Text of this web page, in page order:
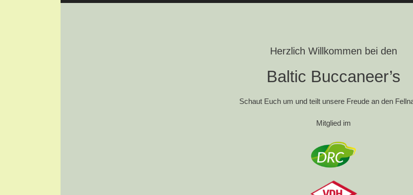
Herzlich Willkommen bei den
Baltic Buccaneer’s
Schaut Euch um und teilt unsere Freude an den
Mitglied im